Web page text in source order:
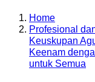
Home
Profesional
Keuskupan
Keenam
untuk Semua